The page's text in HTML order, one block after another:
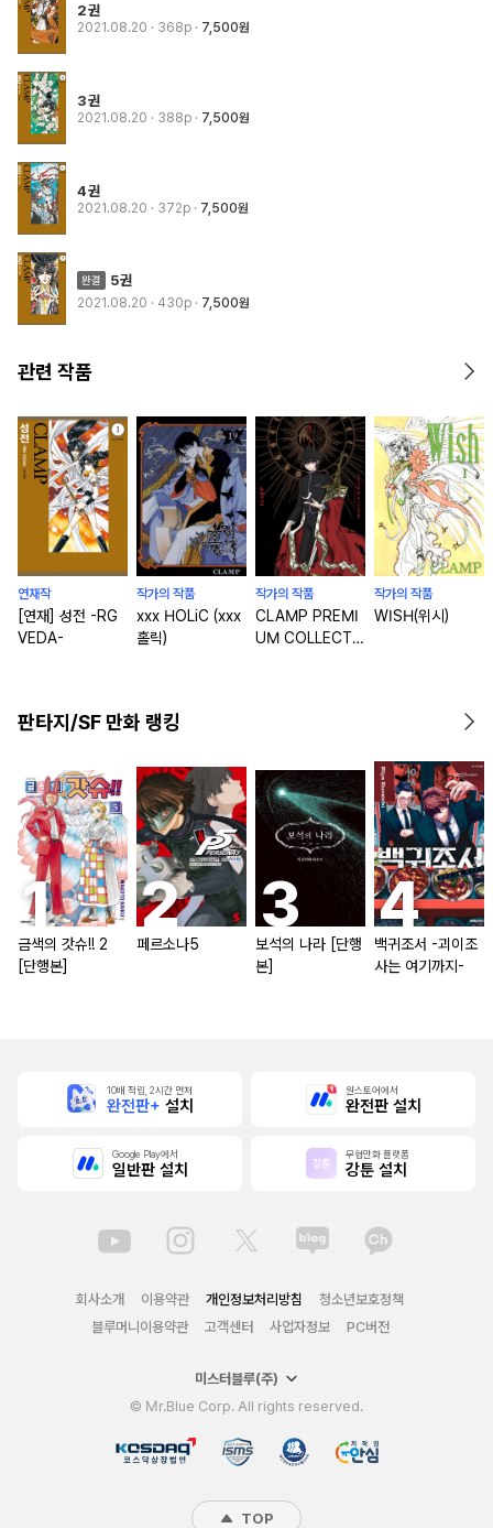
2권
2021.08.20 · 368p 7,500원
3권
2021.08.20 · 388p 7,500원
4권
2021.08.20 · 372p 7,500원
5권
2021.08.20 · 430p 7,500원
관련 작품
연재작
[연재] 성전 -RG
VEDA-
작가의 작품
xxx HOLiC (xxx
홀릭)
작가의 작품
CLAMP PREMI
UM COLLECTI
작가의 작품
WISH(위시)
판타지/SF 만화 랭킹
금색의 갓슈!! 2
[단행본]
페르소나5
보석의 나라 [단행
본]
백귀조서 -괴이조
사는 여기까지-
10배 적립, 2시간 먼저
완전판+ 설치
원스토어에서
완전판 설치
Google Play에서
일반판 설치
무협만화 플랫폼
강툰 설치
회사소개 이용약관 개인정보처리방침
청소년보호정책
블루머니이용약관
고객센터 사업자정보 PC버전
미스터블루(주)
© Mr.Blue Corp. All rights reserved.
TOP